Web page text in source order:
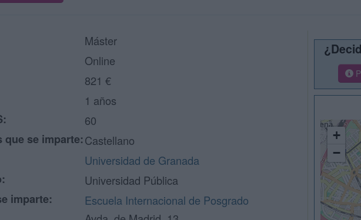
Máster
Online
821 €
1 años
60
que se imparte:Castellano
Universidad de Granada
Universidad Pública
imparte:
Escuela Internacional de Posgrado
+
−